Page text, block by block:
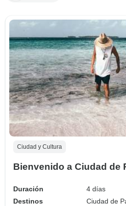
Ciudad y Cultura
Bienvenido a Ciudad de
Duración
4 días
Destinos
Ciudad de